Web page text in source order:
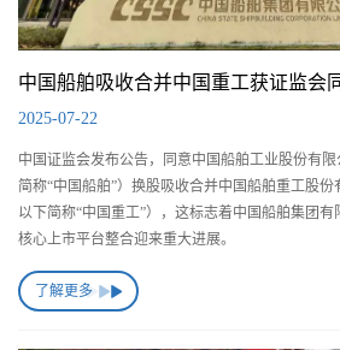
中国船舶吸收合并中国重工获证监会
2025-07-22
中国证监会发布公告，同意中国船舶工业股份有限
简称“中国船舶”）换股吸收合并中国船舶重工股份
以下简称“中国重工”），这标志着中国船舶集团
核心上市平台整合迎来重大进展。
了解更多